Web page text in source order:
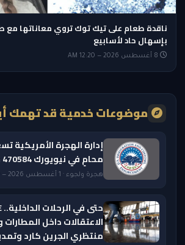
ناقدة طعام على تيك توك تروي معاناتها
بإسهال حاد لأسابيع
موضوعات خدمية قد تهمك
إدارة الهجرة الأمريكية
محامٍ في نيويورك 470584 دولاراً
هجرة ولجوء · 1 أغسطس 2026 — 7:10 PM
الاعتقالات داخل
منتظري الجرين كارد